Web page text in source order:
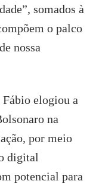
somados à
o palco
nossa
elogiou a
na
por meio
digital
potencial para